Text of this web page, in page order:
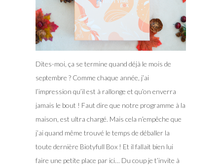
Dites-moi, ça se termine quand déjà le mois de
septembre ? Comme chaque année, j’ai
l’impression qu’il est à rallonge et qu’on enverra
jamais le bout ! Faut dire que notre programme à la
maison, est ultra chargé. Mais cela n’empêche que
j’ai quand même trouvé le temps de déballer la
toute dernière Biotyfull Box ! Et il fallait bien lui
faire une petite place par ici… Du coup je t’invite à